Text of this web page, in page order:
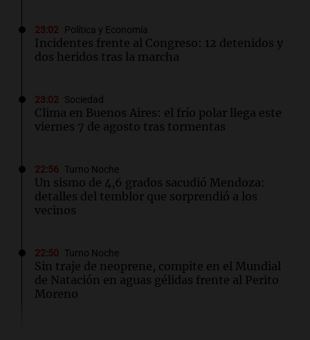
23:02 Política y Economía
Incidentes frente al Congreso: 12 detenidos y
dos heridos tras la marcha
23:02 Sociedad
Clima en Buenos Aires: el frío polar llega este
viernes 7 de agosto tras tormentas
22:56 Turno Noche
Un sismo de 4,6 grados sacudió Mendoza:
detalles del temblor que sorprendió a los
vecinos
22:50 Turno Noche
Sin traje de neoprene, compite en el Mundial
de Natación en aguas gélidas frente al Perito
Moreno